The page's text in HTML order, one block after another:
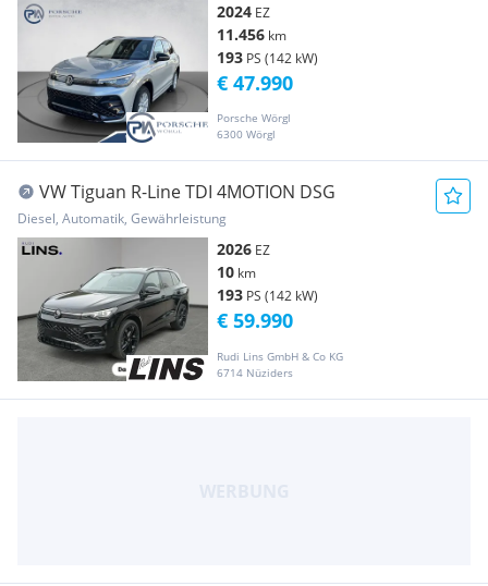
2024 EZ
11.456 km
193 PS (142 kW)
Porsche Wörgl
6300 Wörgl
€ 47.990
VW Tiguan R-Line TDI 4MOTION DSG
Diesel, Automatik, Gewährleistung
2026 EZ
10 km
193 PS (142 kW)
Rudi Lins GmbH & Co KG
6714 Nüziders
€ 59.990